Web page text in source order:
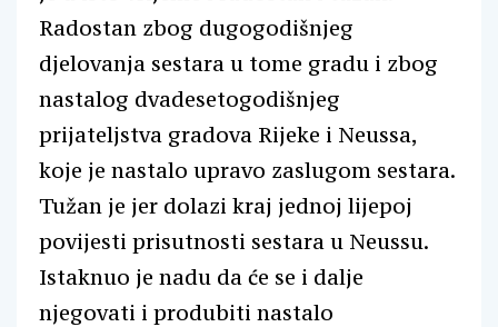
Radostan zbog dugogodišnjeg
djelovanja sestara u tome gradu i zbog
nastalog dvadesetogodišnjeg
prijateljstva gradova Rijeke i Neussa,
koje je nastalo upravo zaslugom sestara.
Tužan je jer dolazi kraj jednoj lijepoj
povijesti prisutnosti sestara u Neussu.
Istaknuo je nadu da će se i dalje
njegovati i produbiti nastalo